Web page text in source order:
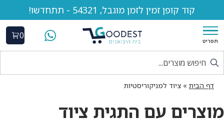
קוד קופן זמין לזמן מוגבל, 54321 - תתחדשו!
תפריט
0
דף הבית » ציוד למניקוריסטיות
מוצרים עם התגית ציוד